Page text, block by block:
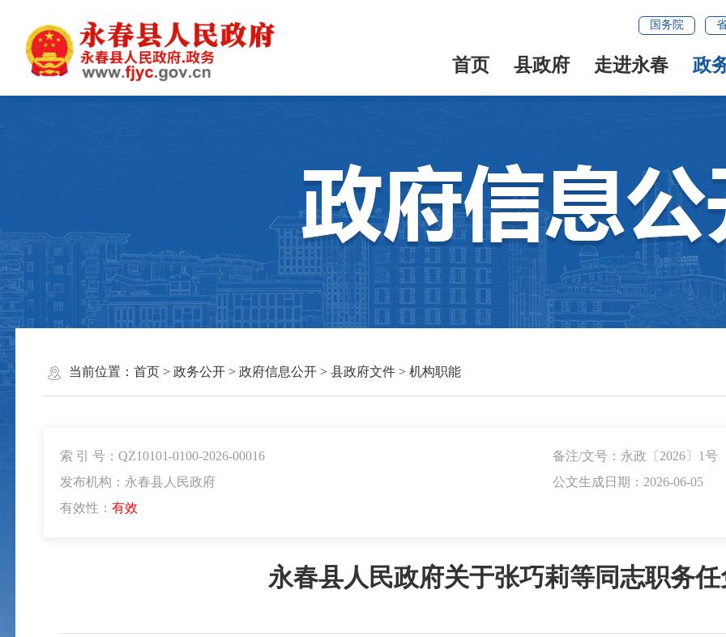
国务院
首页 县政府 走进永春 政
当前位置： 首页> 政务公开> 政府信息公开> 县政府文件> 机构职能
索 引 号：QZ10101-0100-2026-00016
备注/文号：永政〔2026〕1号
发布机构：永春县人民政府
公文生成日期：2026-06-05
有效性： 有效
永春县人民政府关于张巧莉等同志职务